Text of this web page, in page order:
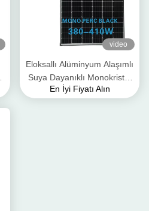
video
Eloksallı Alüminyum Alaşımlı
Suya Dayanıklı Monokristal
Güneş Paneli 435W 445W
En İyi Fiyatı Alın